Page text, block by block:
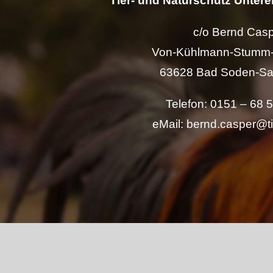
c/o Bernd
Von-Kühlmann-
63628 Bad Soden-
Telefon: 0151 – 68
eMail: